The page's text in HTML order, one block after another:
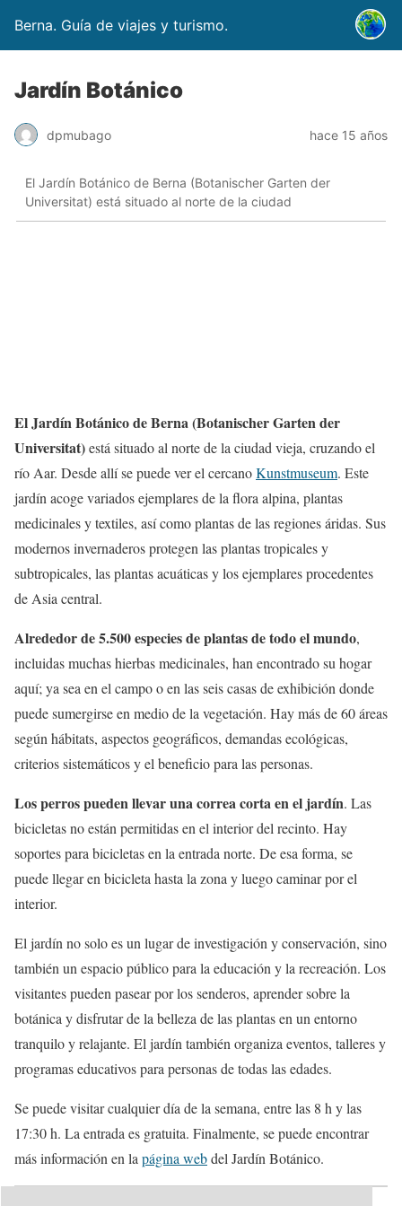
Berna. Guía de viajes y turismo.
Jardín Botánico
dpmubago hace 15 años
El Jardín Botánico de Berna (Botanischer Garten der
Universitat) está situado al norte de la ciudad
El Jardín Botánico de Berna (Botanischer Garten der
Universitat)está situado al norte de la ciudad vieja, cruzando el
río Aar. Desde allí se puede ver el cercanoKunstmuseum. Este
jardín acoge variados ejemplares de la flora alpina, plantas
medicinales y textiles, así como plantas de las regiones áridas. Sus
modernos invernaderos protegen las plantas tropicales y
subtropicales, las plantas acuáticas y los ejemplares procedentes
de Asia central.
Alrededor de 5.500 especies de plantas de todo el mundo,
incluidas muchas hierbas medicinales, han encontrado su hogar
aquí; ya sea en el campo o en las seis casas de exhibición donde
puede sumergirse en medio de la vegetación. Hay más de 60 áreas
según hábitats, aspectos geográficos, demandas ecológicas,
criterios sistemáticos y el beneficio para las personas.
Los perros pueden llevar una correa corta en el jardín. Las
bicicletas no están permitidas en el interior del recinto. Hay
soportes para bicicletas en la entrada norte. De esa forma, se
puede llegar en bicicleta hasta la zona y luego caminar por el
interior.
El jardín no solo es un lugar de investigación y conservación, sino
también un espacio público para la educación y la recreación. Los
visitantes pueden pasear por los senderos, aprender sobre la
botánica y disfrutar de la belleza de las plantas en un entorno
tranquilo y relajante. El jardín también organiza eventos, talleres y
programas educativos para personas de todas las edades.
Se puede visitar cualquier día de la semana, entre las 8 h y las
17:30 h. La entrada es gratuita. Finalmente, se puede encontrar
más información en la página webdel Jardín Botánico.